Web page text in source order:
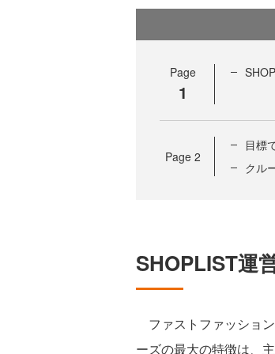
Page
1
Page 2
目標
クル
SHOPLIST運
ファストファッショ
ーズの最大の特徴は、